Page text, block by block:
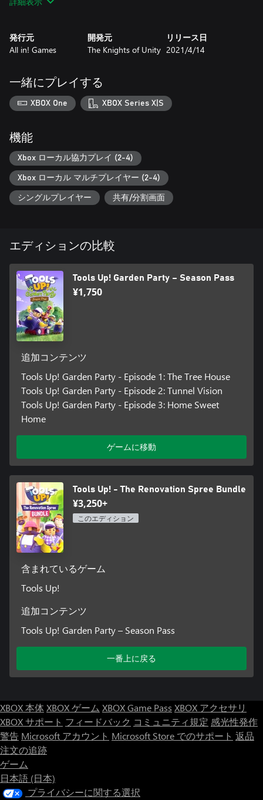
ピソードで構成されています。各DLCエピソードは、シーズン
発行元
All in! Games
開発元
The Knights of Unity
リリース日
2021/4/14
一緒にプレイする
XBOX One XBOX Series X|S
機能
Xbox ローカル協力プレイ (2-4)
Xbox ローカル マルチプレイヤー (2-4)
シングルプレイヤー 共有/分割画面
エディションの比較
Tools Up! Garden Party – Season Pass
¥1,750
追加コンテンツ
Tools Up! Garden Party - Episode 1: The Tree House
Tools Up! Garden Party - Episode 2: Tunnel Vision
Tools Up! Garden Party - Episode 3: Home Sweet
Home
ゲームに移動
Tools Up! - The Renovation Spree Bundle
¥3,250+
このエディション
含まれているゲーム
Tools Up!
追加コンテンツ
Tools Up! Garden Party – Season Pass
一番上に戻る
XBOX 本体XBOX ゲーム XBOX Game Pass XBOX アクセサリ
XBOX サポート フィードバック コミュニティ規定 感光性発作
警告 Microsoft アカウント Microsoft Store でのサポート 返品
注文の追跡
ゲーム
日本語 (日本)
プライバシーに関する選択